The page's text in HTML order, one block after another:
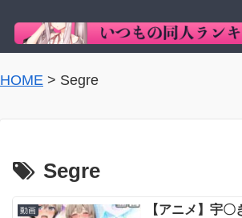
HOME > Segre
Segre
動画
【アニメ】宇